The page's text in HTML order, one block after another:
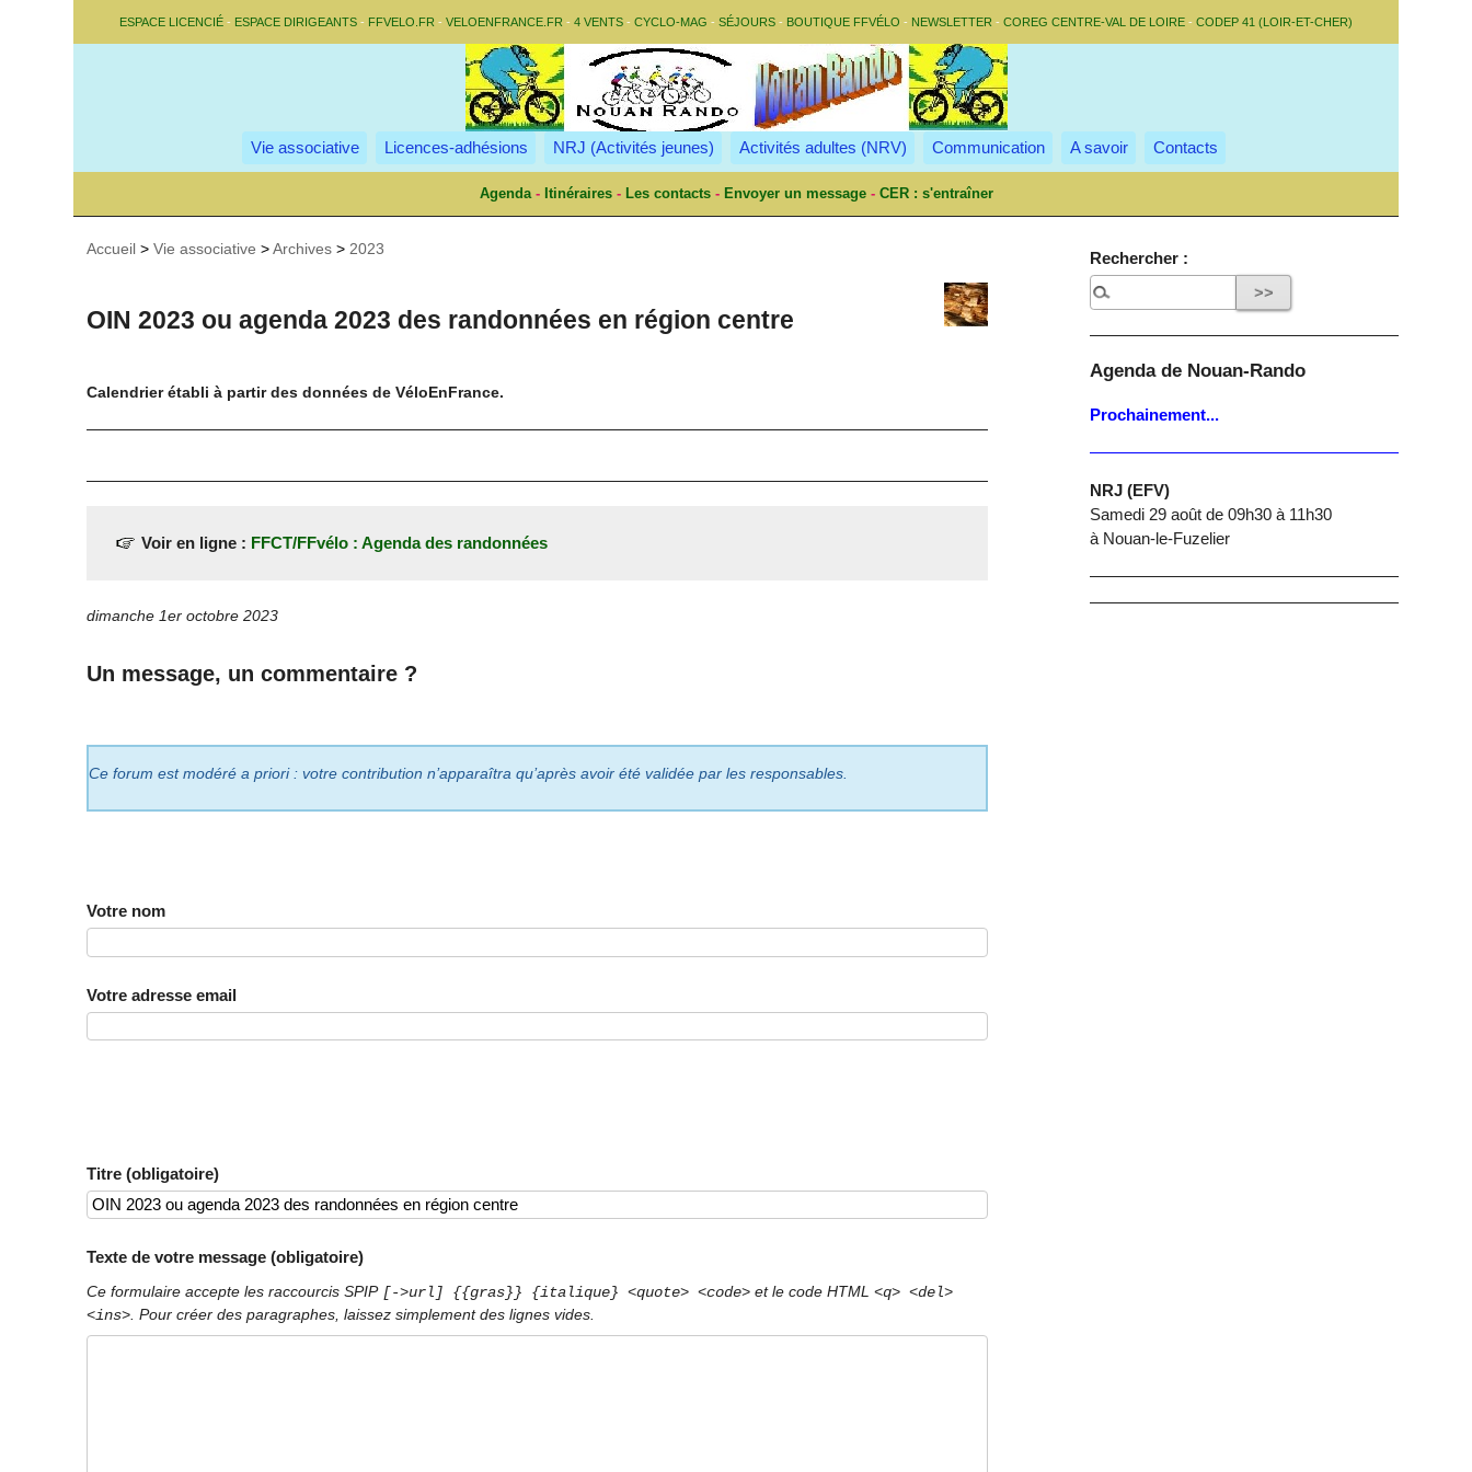
ESPACE LICENCIÉ - ESPACE DIRIGEANTS - FFVELO.FR - VELOENFRANCE.FR - 4 VENTS - CYCLO-MAG - SÉJOURS - BOUTIQUE FFVÉLO - NEWSLETTER - COREG CENTRE-VAL DE LOIRE - CODEP 41 (LOIR-ET-CHER)
Vie associative Licences-adhésions NRJ (Activités jeunes) Activités adultes (NRV) Communication A savoir Contacts
Agenda- Itinéraires- Les contacts- Envoyer un message- CER : s'entraîner
Accueil >Vie associative >Archives > 2023
OIN 2023 ou agenda 2023 des randonnées en région centre
Calendrier établi à partir des données de VéloEnFrance.
Voir en ligne : FFCT/FFvélo : Agenda des randonnées
dimanche 1er octobre 2023
Un message, un commentaire ?
Ce forum est modéré a priori : votre contribution n’apparaîtra qu’après avoir été validée par les responsables.
Votre nom
Votre adresse email
Titre (obligatoire)
Texte de votre message (obligatoire)
Ce formulaire accepte les raccourcis SPIP [->url] {{gras}} {italique} <quote> <code> et le code HTML<q> <del>
<ins> . Pour créer des paragraphes, laissez simplement des lignes vides.
Rechercher :
Agenda de Nouan-Rando
Prochainement...
NRJ (EFV)
Samedi 29 août de 09h30 à 11h30
à Nouan-le-Fuzelier